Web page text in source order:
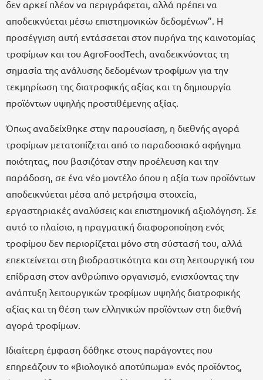
δεν αρκεί πλέον να περιγράφεται, αλλά πρέπει να
αποδεικνύεται μέσω επιστημονικών δεδομένων”. Η
προσέγγιση αυτή εντάσσεται στον πυρήνα της καινοτομίας
τροφίμων και του AgroFoodTech, αναδεικνύοντας τη
σημασία της ανάλυσης δεδομένων τροφίμων για την
τεκμηρίωση της διατροφικής αξίας και τη δημιουργία
προϊόντων υψηλής προστιθέμενης αξίας.
Όπως αναδείχθηκε στην παρουσίαση, η διεθνής αγορά
τροφίμων μετατοπίζεται από το παραδοσιακό αφήγημα
ποιότητας, που βασιζόταν στην προέλευση και την
παράδοση, σε ένα νέο μοντέλο όπου η αξία των προϊόντων
αποδεικνύεται μέσα από μετρήσιμα στοιχεία,
εργαστηριακές αναλύσεις και επιστημονική αξιολόγηση. Σε
αυτό το πλαίσιο, η πραγματική διαφοροποίηση ενός
τροφίμου δεν περιορίζεται μόνο στη σύστασή του, αλλά
επεκτείνεται στη βιοδραστικότητα και στη λειτουργική του
επίδραση στον ανθρώπινο οργανισμό, ενισχύοντας την
ανάπτυξη λειτουργικών τροφίμων υψηλής διατροφικής
αξίας και τη θέση των ελληνικών προϊόντων στη διεθνή
αγορά τροφίμων.
Ιδιαίτερη έμφαση δόθηκε στους παράγοντες που
επηρεάζουν το «βιολογικό αποτύπωμα» ενός προϊόντος,